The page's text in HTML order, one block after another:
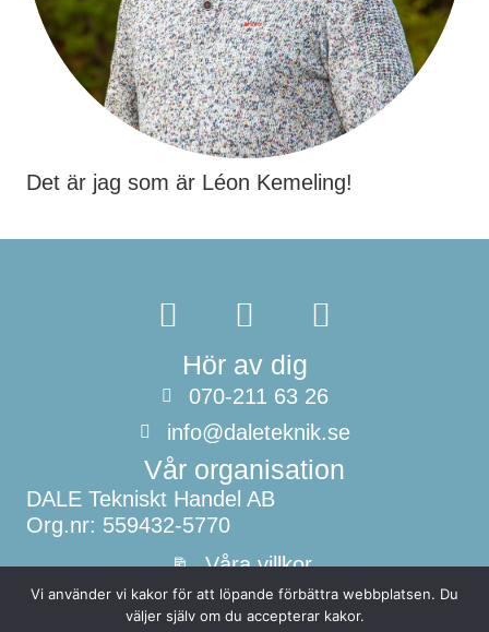
Det är jag som är Léon Kemeling!
Hör av dig
070-211 63 26
info@daleteknik.se
Vår organisation
DALE Tekniskt Handel AB
Org.nr: 559432-5770
Våra villkor
Vi stödjer
Vi använder vi kakor för att löpande förbättra webbplatsen. Du
väljer själv om du accepterar kakor.